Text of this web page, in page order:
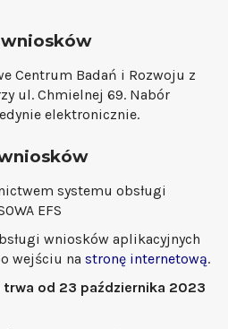
wniosków
Centrum Badań i Rozwoju z
ul. Chmielnej 69. Nabór
elektronicznie.
systemu obsługi
EFS
wniosków aplikacyjnych
wejściu nastronę internetową.
od 23 października 2023